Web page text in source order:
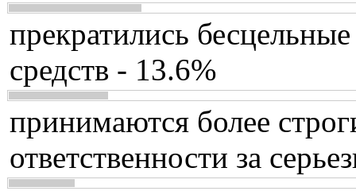
прекратились
средств - 13.6%
принимаются более
ответственности за